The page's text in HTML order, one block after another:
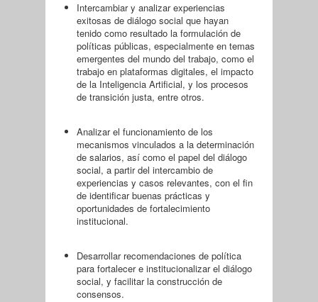
Intercambiar y analizar experiencias
exitosas de diálogo social que hayan
tenido como resultado la formulación de
políticas públicas, especialmente en temas
emergentes del mundo del trabajo, como el
trabajo en plataformas digitales, el impacto
de la Inteligencia Artificial, y los procesos
de transición justa, entre otros.
Analizar el funcionamiento de los
mecanismos vinculados a la determinación
de salarios, así como el papel del diálogo
social, a partir del intercambio de
experiencias y casos relevantes, con el fin
de identificar buenas prácticas y
oportunidades de fortalecimiento
institucional.
Desarrollar recomendaciones de política
para fortalecer e institucionalizar el diálogo
social, y facilitar la construcción de
consensos.